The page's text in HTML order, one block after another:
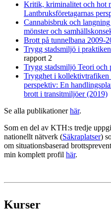
Kritik, kriminalitet och hot
Lantbruksföretagarnas
Cannabisbruk och
mönster och
Brott på tunnelbana 2009-
Trygg stadsmiljö i
rapport 2
Trygg stadsmiljö Teori och
Trygghet i
perspektiv: En
brott i transitmiljöer (2019)
Se alla publikationerhär.
Som en del av KTH:s tredje
nationellt nätverk (Säkraplatser)
om situationsbaserad
min komplett profil här.
Kurser